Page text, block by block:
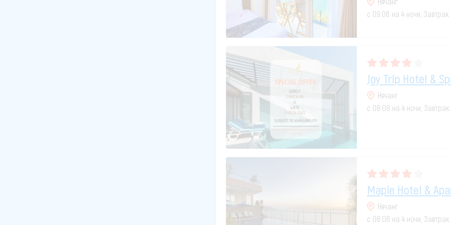
с 09.08 на 4 ночи,
Joy Trip Hotel &
Нячанг
с 08.08 на 4 ночи,
Maple Hotel &
Нячанг
с 08.08 на 4 ночи,